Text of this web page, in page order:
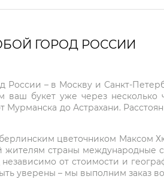
ГОРОД РОССИИ
России – в Москву и Санкт-
ваш букет уже через
до Астрахани.
цветочником Максом
страны международные
от стоимости и
уверены – мы выполним заказ